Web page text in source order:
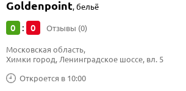
Goldenpoint,бельё
0 : 0 Отзывы (0)
Откроется в 10:00
Московская область,
Химки город, Ленинградское шоссе, вл. 5